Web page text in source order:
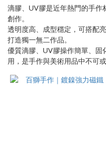
價格
(NT$)
~
滴膠、UV膠是近年熱門的手
創作。
透明度高、成型穩定，可搭配
打造獨一無二作品。
優質滴膠、UV膠操作簡單、固
用，是手作與美術用品中不可